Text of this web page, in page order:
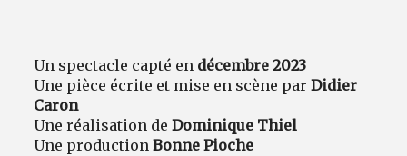
Un spectacle capté en décembre 2023
Une pièce écrite et mise en scène par Didier
Caron
Une réalisation deDominique Thiel
Une productionBonne Pioche